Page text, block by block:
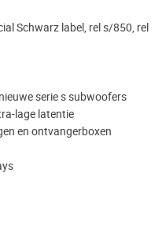
Schwarz label, rel s/850, rel
serie s subwoofers
lage latentie
en ontvangerboxen